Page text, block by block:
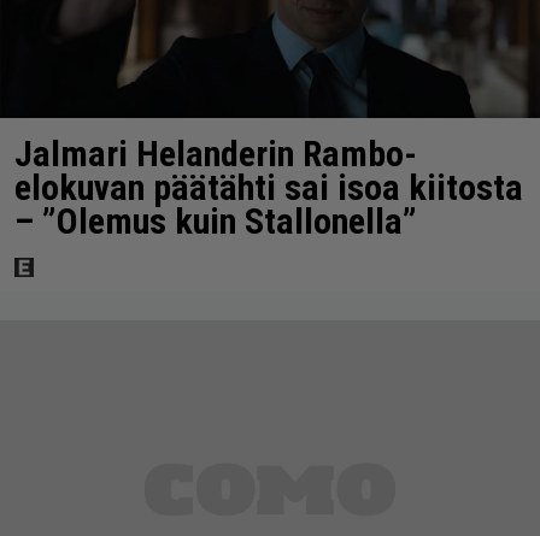
Jalmari Helanderin Rambo-
elokuvan päätähti sai isoa kiitosta
– ”Olemus kuin Stallonella”